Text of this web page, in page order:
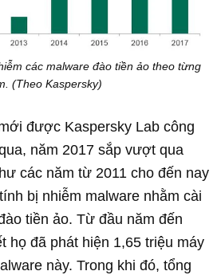
các malware đào tiền ảo theo từng
(Theo Kaspersky)
được Kaspersky Lab công
năm 2017 sắp vượt qua
các năm từ 2011 cho đến nay
bị nhiễm malware nhằm cài
tiền ảo. Từ đầu năm đến
họ đã phát hiện 1,65 triệu máy
này. Trong khi đó, tổng